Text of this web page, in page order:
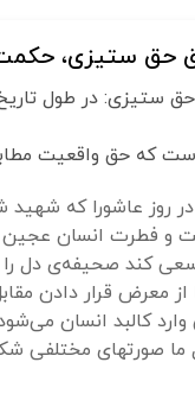
حضرت فرمود: هرکه با حق جنگید حق او را زمین
ستیزی: در طول تاریخ
که حق واقعیت
روز عاشورا که
و فطرت انسان
کند صحیفه‌ی دل را
از معرض قرار دادن
کالبد انسان
ما صورتهای مختلفی